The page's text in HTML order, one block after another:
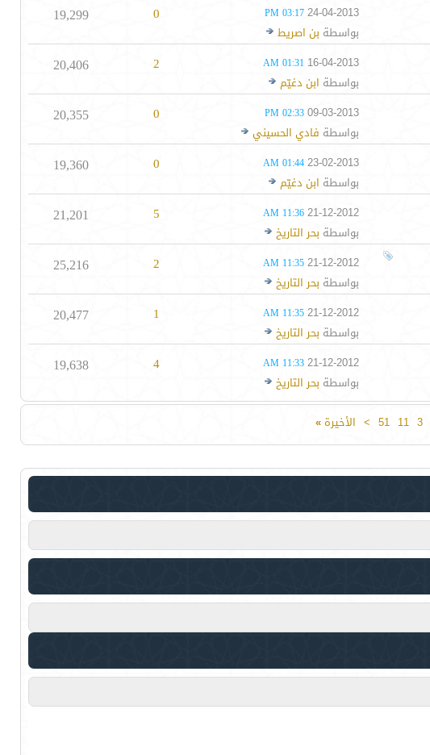
24-04-2013
03:17 PM
بواسطة بن اصريط
0
19,299
16-04-2013
01:31 AM
بواسطة ابن دغيّم
2
20,406
09-03-2013
02:33 PM
بواسطة فادي الحسيني
0
20,355
23-02-2013
01:44 AM
بواسطة ابن دغيّم
0
19,360
21-12-2012
11:36 AM
بواسطة بحر التاريخ
5
21,201
21-12-2012
11:35 AM
بواسطة بحر التاريخ
2
25,216
21-12-2012
11:35 AM
بواسطة بحر التاريخ
1
20,477
21-12-2012
11:33 AM
بواسطة بحر التاريخ
4
19,638
3
11
51
> الأخيرة»